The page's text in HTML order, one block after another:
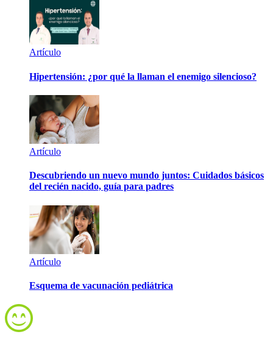
Artículo
Hipertensión: ¿por qué la llaman el enemigo silencioso?
Artículo
Descubriendo un nuevo mundo juntos: Cuidados básicos
del recién nacido, guía para padres
Artículo
Esquema de vacunación pediátrica